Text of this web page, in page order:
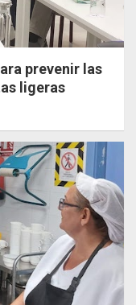
prevenir las
ligeras